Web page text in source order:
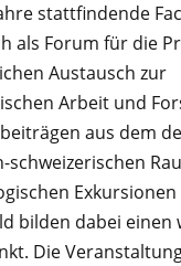
stattfindende
als Forum für die
Austausch zur
Arbeit und
aus dem
schweizerischen
bilden dabei einen
Die